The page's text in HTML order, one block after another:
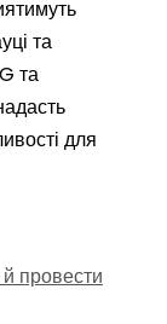
та
та
для
провести